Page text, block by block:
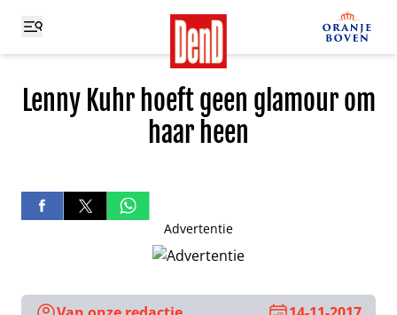
Lenny Kuhr hoeft geen glamour om
haar heen
Advertentie